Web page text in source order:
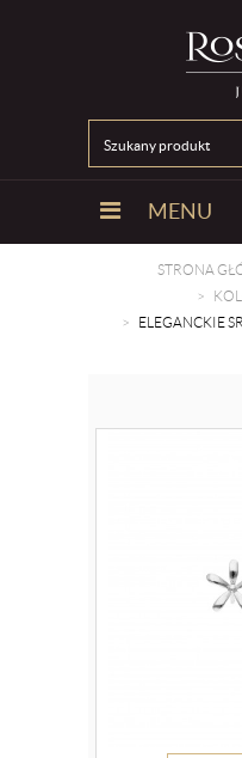
MENU
STRONA
ELEGANCKIE